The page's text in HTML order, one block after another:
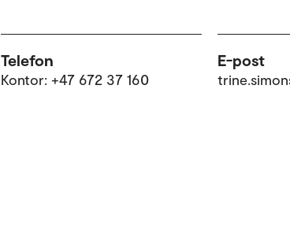
Telefon
Kontor: +47 672 37 160
E-post